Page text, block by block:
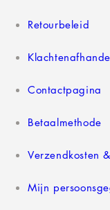
Retourbeleid
Contactpagina
Betaalmethode
Verzendkosten
Mijn